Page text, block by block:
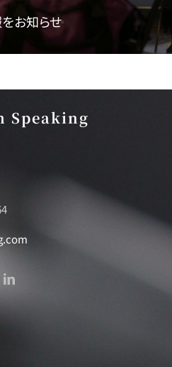
お知らせ
Speaking